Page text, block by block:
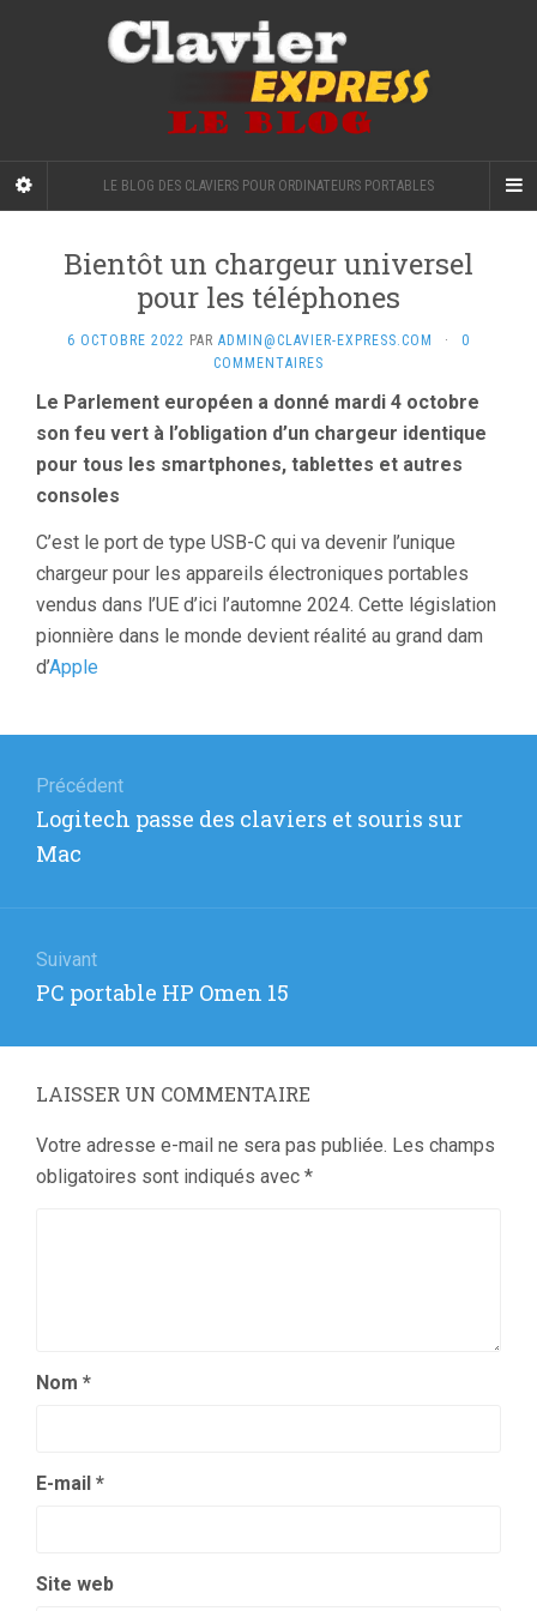
LE BLOG DES CLAVIERS POUR ORDINATEURS PORTABLES
Bientôt un chargeur universel
pour les téléphones
6 OCTOBRE 2022 PAR ADMIN@CLAVIER-EXPRESS.COM ·
0
COMMENTAIRES
Le Parlement européen a donné mardi 4 octobre
son feu vert à l’obligation d’un chargeur identique
pour tous les smartphones, tablettes et autres
consoles
C’est le port de type USB-C qui va devenir l’unique
chargeur pour les appareils électroniques portables
vendus dans l’UE d’ici l’automne 2024. Cette législation
pionnière dans le monde devient réalité au grand dam
d’Apple
de
l’article
Précédent
Article
précédent
Logitech passe des claviers et souris sur
Mac
Suivant
Article
:
PC portable HP Omen 15
LAISSER UN COMMENTAIRE
Votre adresse e-mail ne sera pas publiée. Les champs
obligatoires sont indiqués avec *
Nom *
E-mail *
Site web